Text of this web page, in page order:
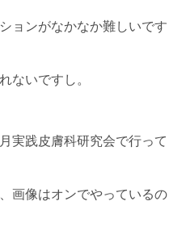
ョンがなかなか難しいです
ないですし。
実践皮膚科研究会で行って
画像はオンでやっているの